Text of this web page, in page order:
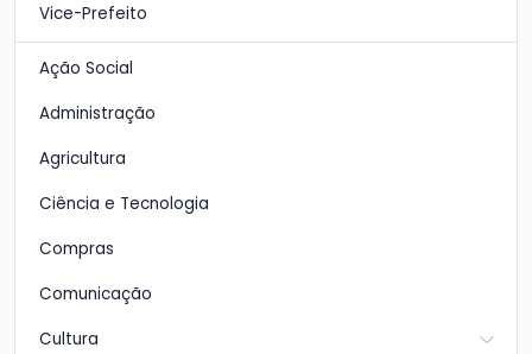
Vice-Prefeito
Ação Social
Administração
Agricultura
Ciência e Tecnologia
Compras
Comunicação
Cultura